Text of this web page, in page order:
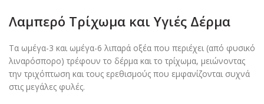
Λαμπερό Τρίχωμα και Υγιές Δέρμα
Τα ωμέγα-3 και ωμέγα-6 λιπαρά οξέα που περιέχει (από φυσικό
λιναρόσπορο) τρέφουν το δέρμα και το τρίχωμα, μειώνοντας
την τριχόπτωση και τους ερεθισμούς που εμφανίζονται συχνά
στις μεγάλες φυλές.